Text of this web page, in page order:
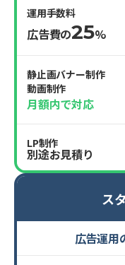
運用手数料
広告費の25%
静止画バナー制作
動画制作
月額内で対応
LP制作
別途お見積り
ス
広告運用